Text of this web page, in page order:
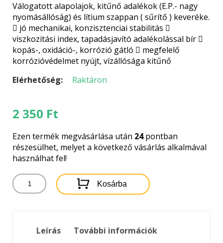
Válogatott alapolajok, kitűnő adalékok (E.P.- nagy
nyomásállóság) és lítium szappan ( sűrítő ) keveréke.
 jó mechanikai, konzisztenciai stabilitás 
viszkozitási index, tapadásjavító adalékolással bír 
kopás-, oxidáció-, korrózió gátló  megfelelő
korrózióvédelmet nyújt, vízállósága kitűnő
Elérhetőség:
Raktáron
2 350 Ft
Ezen termék megvásárlása után 24pontban
részesülhet, melyet a következő vásárlás alkalmával
használhat fel!
HARDT
LITIO
mennyiség
Kosárba
Leírás További információk